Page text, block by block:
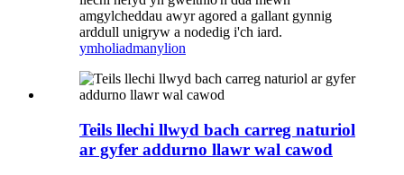
amgylcheddau awyr agored a gallant gynnig
arddull unigryw a nodedig i'ch iard.
ymholiadmanylion
Teils llechi llwyd bach carreg naturiol
ar gyfer addurno llawr wal cawod